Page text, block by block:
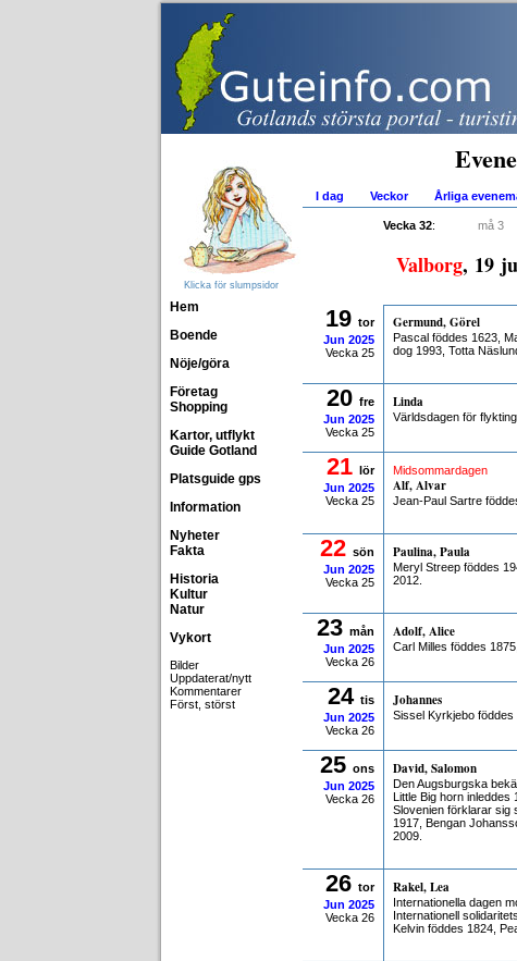
Klicka för slumpsidor
Hem
Boende
Nöje/göra
Företag
Shopping
Kartor, utflykt
Guide Gotland
Platsguide gps
Information
Nyheter
Fakta
Historia
Kultur
Natur
Vykort
Bilder
Uppdaterat/nytt
Kommentarer
Först, störst
I dag Veckor Årliga
Vecka 32: må 3
Valborg, 19
19 tor
Jun 2025
Vecka 25
Germund, Görel
Pascal föddes 1623,
dog 1993, Totta
20 fre
Jun 2025
Vecka 25
Linda
Världsdagen för
21 lör
Jun 2025
Vecka 25
Midsommardagen
Alf, Alvar
Jean-Paul Sartre
22 sön
Jun 2025
Vecka 25
Paulina, Paula
Meryl Streep föddes
2012.
23 mån
Jun 2025
Vecka 26
Adolf, Alice
Carl Milles föddes
24 tis
Jun 2025
Vecka 26
Johannes
Sissel Kyrkjebo föddes
25 ons
Jun 2025
Vecka 26
David, Salomon
Den Augsburgska
Little Big horn inleddes
Slovenien förklarar sig
1917, Bengan
2009.
26 tor
Jun 2025
Vecka 26
Rakel, Lea
Internationella dagen
Internationell
Kelvin föddes 1824,